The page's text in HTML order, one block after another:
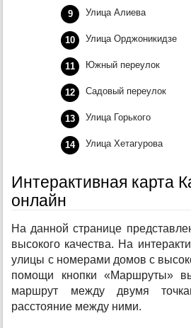
Улица Алиева
Улица Орджоникидзе
Южный переулок
Садовый переулок
Улица Горького
Улица Хетагурова
Интерактивная карта
онлайн
На данной странице
высокого качества. На
улицы с номерами домов с
помощи кнопки «Маршруты»
маршрут между двумя
расстояние между ними.